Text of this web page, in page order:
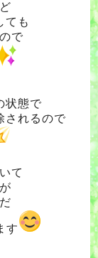
ても
で
状態で
されるので
て
す